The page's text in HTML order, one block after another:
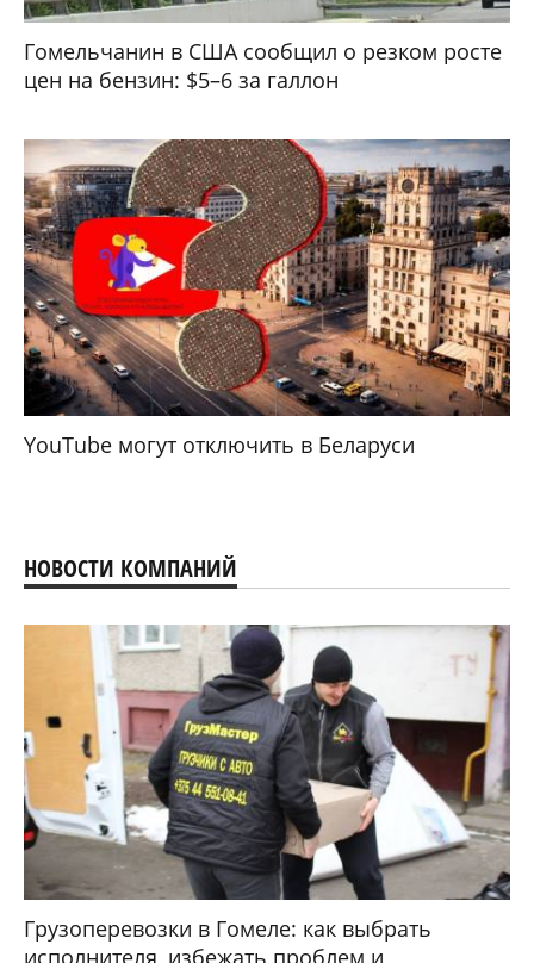
Гомельчанин в США сообщил о резком росте
цен на бензин: $5–6 за галлон
YouTube могут отключить в Беларуси
НОВОСТИ КОМПАНИЙ
Грузоперевозки в Гомеле: как выбрать